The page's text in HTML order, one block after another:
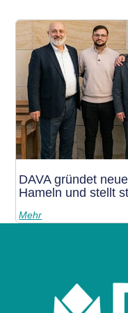
DAVA gründet
Hameln und stellt
Mehr